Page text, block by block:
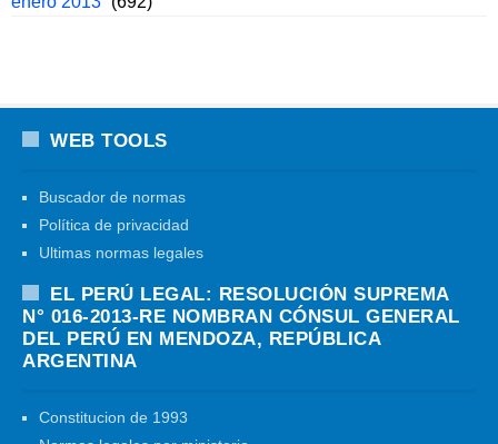
WEB TOOLS
Buscador de normas
Política de privacidad
Ultimas normas legales
EL PERÚ LEGAL: RESOLUCIÓN SUPREMA
N° 016-2013-RE NOMBRAN CÓNSUL GENERAL
DEL PERÚ EN MENDOZA, REPÚBLICA
ARGENTINA
Constitucion de 1993